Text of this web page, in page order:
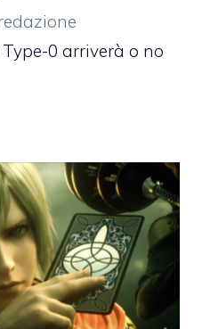
0 arriverà o no